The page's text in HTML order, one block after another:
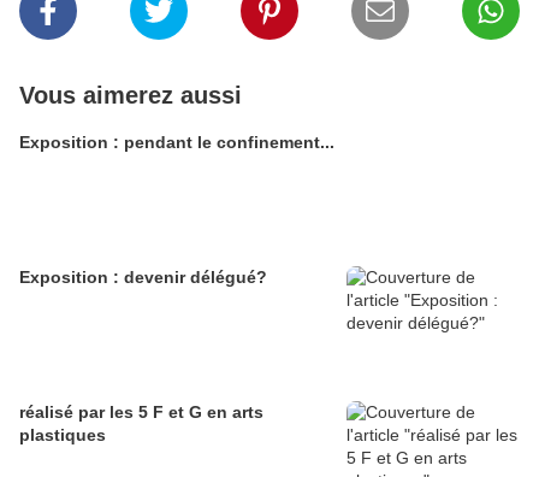
Vous aimerez aussi
Exposition : pendant le confinement...
Exposition : devenir délégué?
réalisé par les 5 F et G en arts
plastiques